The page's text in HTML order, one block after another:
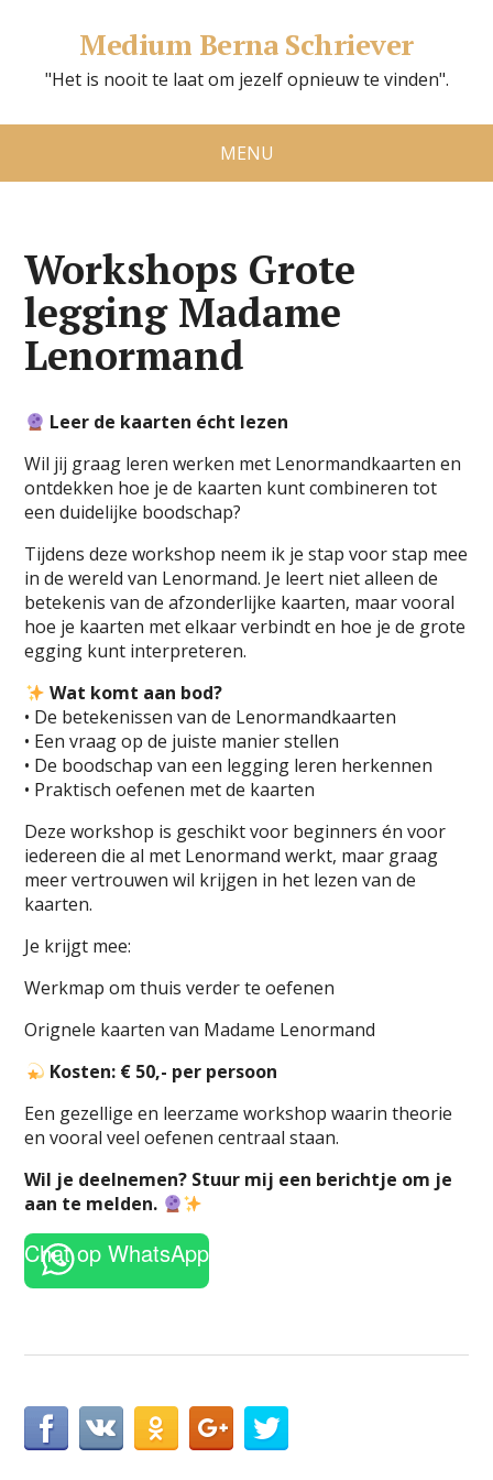
Medium Berna Schriever
"Het is nooit te laat om jezelf opnieuw te vinden".
MENU
Workshops Grote
legging Madame
Lenormand
Leer de kaarten écht lezen
Wil jij graag leren werken met Lenormandkaarten en
ontdekken hoe je de kaarten kunt combineren tot
een duidelijke boodschap?
Tijdens deze workshop neem ik je stap voor stap mee
in de wereld van Lenormand. Je leert niet alleen de
betekenis van de afzonderlijke kaarten, maar vooral
hoe je kaarten met elkaar verbindt en hoe je de grote
egging kunt interpreteren.
Wat komt aan bod?
• De betekenissen van de Lenormandkaarten
• Een vraag op de juiste manier stellen
• De boodschap van een legging leren herkennen
• Praktisch oefenen met de kaarten
Deze workshop is geschikt voor beginners én voor
iedereen die al met Lenormand werkt, maar graag
meer vertrouwen wil krijgen in het lezen van de
kaarten.
Je krijgt mee:
Werkmap om thuis verder te oefenen
Orignele kaarten van Madame Lenormand
Kosten: € 50,- per persoon
Een gezellige en leerzame workshop waarin theorie
en vooral veel oefenen centraal staan.
Wil je deelnemen? Stuur mij een berichtje om je
aan te melden.
Chat op WhatsApp